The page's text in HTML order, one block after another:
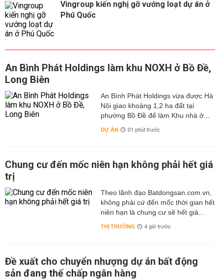
Vingroup kiến nghị gỡ vướng loạt dự án ở
Phú Quốc
An Bình Phát Holdings làm khu NOXH ở Bồ Đề,
Long Biên
An Bình Phát Holdings vừa được Hà
Nội giao khoảng 1,2 ha đất tại
phường Bồ Đề để làm Khu nhà ở...
DỰ ÁN 01 phút trước
Chung cư đến mốc niên hạn không phải hết giá
trị
Theo lãnh đạo Batdongsan.com.vn,
không phải cứ đến mốc thời gian hết
niên hạn là chung cư sẽ hết giá...
THỊ TRƯỜNG 4 giờ trước
Đề xuất cho chuyển nhượng dự án bất động
sản đang thế chấp ngân hàng